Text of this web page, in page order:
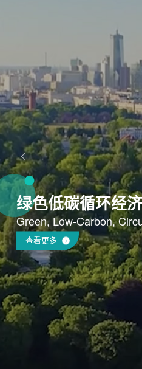
绿色低碳循环经济
Green, Low-Carbon,
查看更多